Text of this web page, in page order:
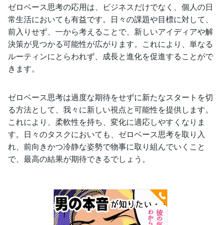
ゼロベース思考の応用は、ビジネスだけでなく、個人の日
常生活においても有益です。日々の課題や目標に対して、
前入りせず、一から考えることで、新しいアイディアや解
決策が見つかる可能性が広がります。これにより、単なる
ルーティンにとらわれず、成長と進化を促進することがで
きます。
ゼロベース思考は過度な期待をせずに新たなスタートを切
る方法として、我々に新しい視点と可能性を提供します。
これにより、柔軟性を持ち、変化に適応しやすくなりま
す。日々のタスクにおいても、ゼロベース思考を取り入
れ、前向きかつ冷静な姿勢で物事に取り組んでいくこと
で、最高の結果が期待できるでしょう。